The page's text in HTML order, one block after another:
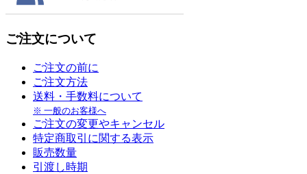
ご注文について
ご注文の前に
ご注文方法
送料・手数料について
※ 一般のお客様へ
ご注文の変更やキャンセル
特定商取引に関する表示
販売数量
引渡し時期